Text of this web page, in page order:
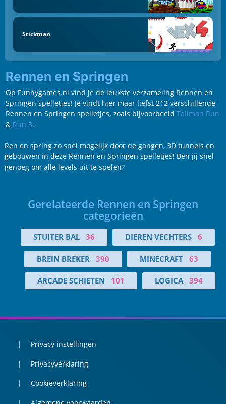
Stickman
Rennen en Springen
Op Funnygames.nl vind je de leukste verzameling Rennen en
Springen spelletjes! Je vindt hier maar liefst 212 verschillende
Rennen en Springen spelletjes, zoals bijvoorbeeld Tallman Run
& Run 3.
Ren en spring zo snel mogelijk door de gangen, 3D tunnels en
gebouwen in deze Rennen en Springen spelletjes! Ben jij snel
genoeg om alle levels uit te spelen?
Gerelateerde Rennen en Springen
categorieën
STUITER BAL 36 DIEREN VECHTERS 6
BREIN BREKER 390 MINECRAFT 63
ARCADE SCHIETEN 101 LOGICA 394
Privacy instellingen
Privacyverklaring
Cookieverklaring